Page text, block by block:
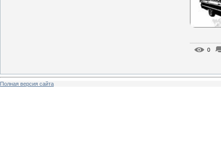
0
Полная версия сайта